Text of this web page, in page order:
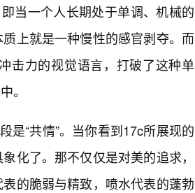
当一个人长期处于单调、机械的
上就是一种慢性的感官剥夺。而
击力的视觉语言，打破了这种单
。
是“共情”。当你看到17c所展现的
化了。那不仅仅是对美的追求，
的脆弱与精致，喷水代表的蓬勃